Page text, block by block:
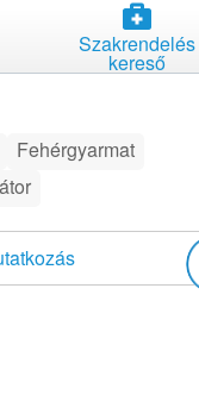
Szakrendelés
kereső
Fehérgyarmat